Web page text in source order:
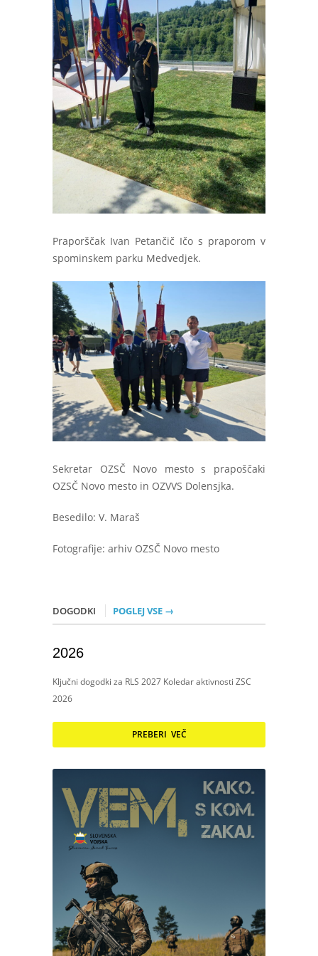
Praporščak Ivan Petančič Ičo s praporom v
spominskem parku Medvedjek.
Sekretar OZSČ Novo mesto s prapoščaki
OZSČ Novo mesto in OZVVS Dolensjka.
Besedilo: V. Maraš
Fotografije: arhiv OZSČ Novo mesto
DOGODKI POGLEJ VSE →
2026
Ključni dogodki za RLS 2027 Koledar aktivnosti ZSC
2026
PREBERI VEČ